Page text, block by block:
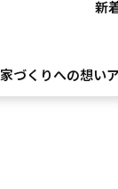
新
家づくりへの想い